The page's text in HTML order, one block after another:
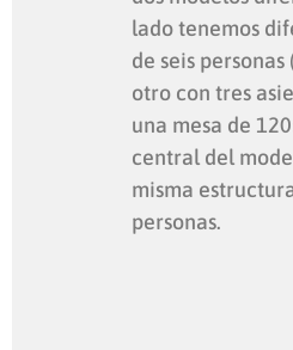
lado tenemos
de seis
otro con tres
una mesa de
central del
misma
personas.